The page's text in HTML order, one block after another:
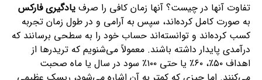
تفاوت آنها در چیست؟ آنها زمان کافی را صرف یادگیری فارکس
به صورت کامل کرده‌اند، سپس به آرامی و در طول زمان تجربه
کسب کرده‌اند و توانسته‌اند حساب خود را به سطحی برسانند که
درآمدی پایدار داشته باشند. معمولاً می‌شنویم که تریدرها از
اهداف ۵۰٪، ۶۰٪ یا حتی ۱۰۰٪ سود در سال یا ماه صحبت